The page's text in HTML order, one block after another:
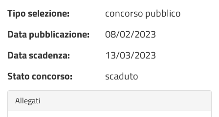
Tipo selezione:
concorso pubblico
Data pubblicazione:
08/02/2023
Data scadenza:
13/03/2023
Stato concorso:
scaduto
Nascondi
Allegati